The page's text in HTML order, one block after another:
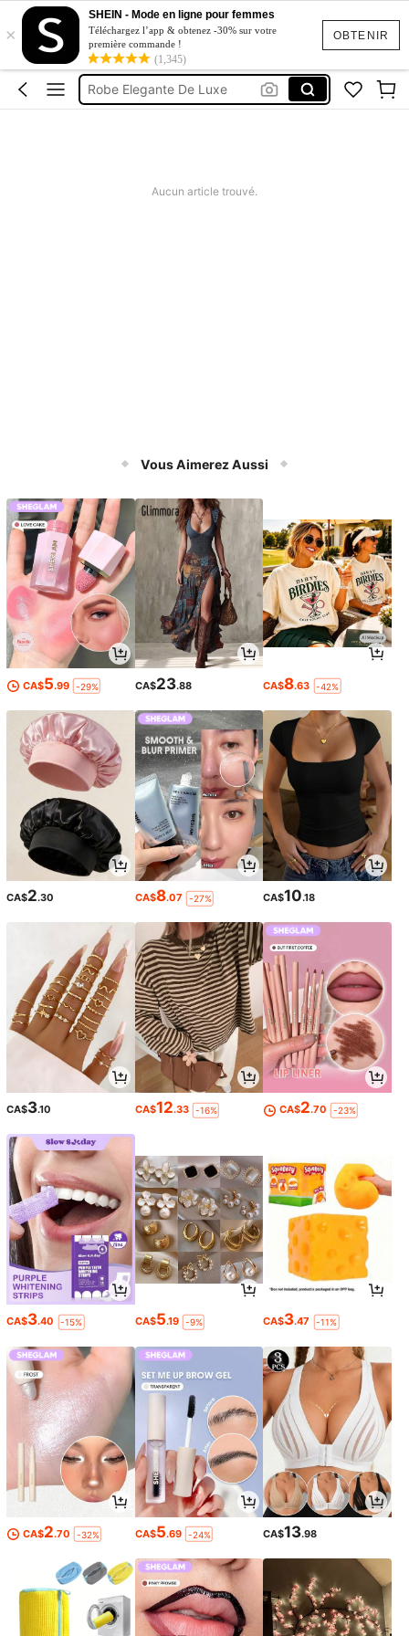
OBTENIR
×
SHEIN - Mode en ligne pour femmes
Téléchargez l’app & obtenez -30% sur votre
première commande !
(1,345)
Robe De Mariée
Robe Soiree Chic Mariage
Robe Soirée
Robe Elegante De Luxe
Aucun article trouvé.
Vous Aimerez Aussi
CA$5.99 -29% CA$23.88 CA$8.63 -42%
CA$2.30 CA$8.07 -27% CA$10.18
CA$3.10 CA$12.33 -16% CA$2.70 -23%
CA$3.40 -15% CA$5.19 -9% CA$3.47 -11%
CA$2.70 -32% CA$5.69 -24% CA$13.98